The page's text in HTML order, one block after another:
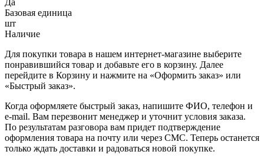
Базовая единица
шт
Наличие
Для покупки товара в нашем интернет-магазине выберите
понравившийся товар и добавьте его в корзину. Далее
перейдите в Корзину и нажмите на «Оформить заказ» или
«Быстрый заказ».
Когда оформляете быстрый заказ, напишите ФИО, телефон и
e-mail. Вам перезвонит менеджер и уточнит условия заказа.
По результатам разговора вам придет подтверждение
оформления товара на почту или через СМС. Теперь останется
только ждать доставки и радоваться новой покупке.